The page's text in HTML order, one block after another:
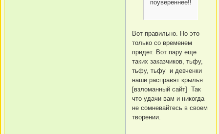
поувереннее!!!
Вот правильно. Но это
только со временем
придет. Вот пару еще
таких заказчиков, тьфу,
тьфу, тьфу и девченки
наши расправят крылья
[взломанный сайт] Так
что удачи вам и никогда
не сомневайтесь в своем
творении.